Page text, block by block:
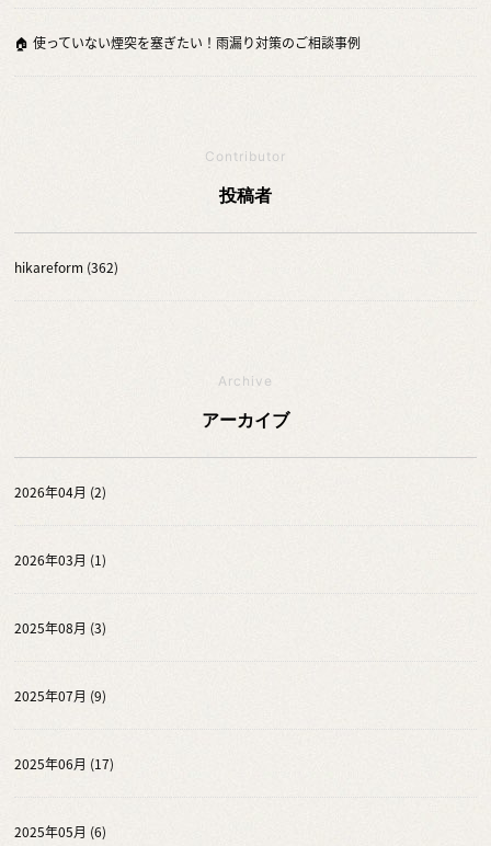
🏠 使っていない煙突を塞ぎたい！雨漏り対策のご相談事例
Contributor
投稿者
hikareform (362)
Archive
アーカイブ
2026年04月 (2)
2026年03月 (1)
2025年08月 (3)
2025年07月 (9)
2025年06月 (17)
2025年05月 (6)